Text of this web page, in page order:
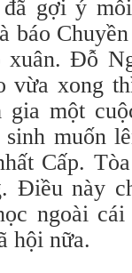
gợi ý
báo
Đỗ
vừa xong
gia một
muốn
Cấp.
Điều này
ngoài cái
hội nữa.